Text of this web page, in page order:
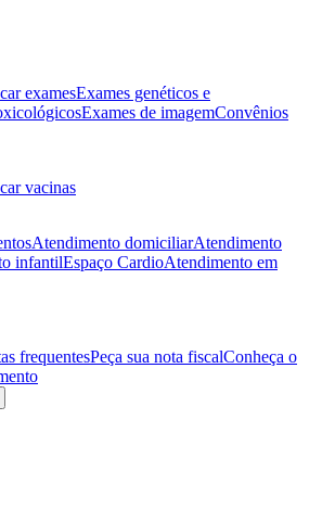
examesExames genéticos e
Exames de imagemConvênios
vacinas
Atendimento domiciliarAtendimento
infantilEspaço CardioAtendimento em
frequentesPeça sua nota fiscalConheça o